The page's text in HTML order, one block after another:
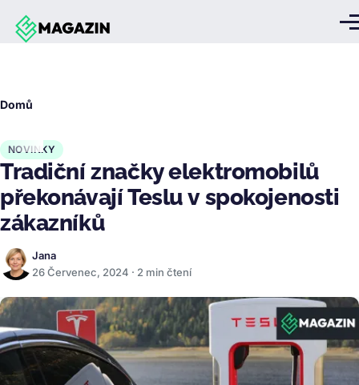
Přejít k hlavnímu obsahu
Domů
NOVINKY
Tradiční značky elektromobilů
překonávají Teslu v spokojenosti
zákazníků
Jana
26 Červenec, 2024 · 2 min čtení